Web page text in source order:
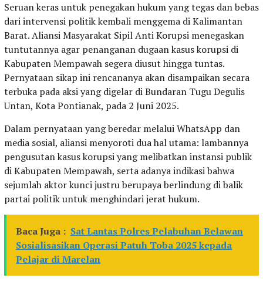
Seruan keras untuk penegakan hukum yang tegas dan bebas
dari intervensi politik kembali menggema di Kalimantan
Barat. Aliansi Masyarakat Sipil Anti Korupsi menegaskan
tuntutannya agar penanganan dugaan kasus korupsi di
Kabupaten Mempawah segera diusut hingga tuntas.
Pernyataan sikap ini rencananya akan disampaikan secara
terbuka pada aksi yang digelar di Bundaran Tugu Degulis
Untan, Kota Pontianak, pada 2 Juni 2025.
Dalam pernyataan yang beredar melalui WhatsApp dan
media sosial, aliansi menyoroti dua hal utama: lambannya
pengusutan kasus korupsi yang melibatkan instansi publik
di Kabupaten Mempawah, serta adanya indikasi bahwa
sejumlah aktor kunci justru berupaya berlindung di balik
partai politik untuk menghindari jerat hukum.
Baca Juga : Sat Lantas Polres Pelabuhan Belawan
Sosialisasikan Operasi Patuh Toba 2025 kepada
Pelajar di Marelan